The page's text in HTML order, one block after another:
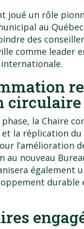
joué un rôle
au
des
comme leader
internationale.
circulaire
la Chaire
la réplication
l’amélioration
au nouveau
également